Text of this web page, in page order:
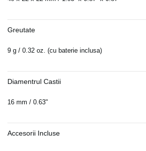
Greutate
9 g / 0.32 oz. (cu baterie inclusa)
Diamentrul Castii
16 mm / 0.63"
Accesorii Incluse